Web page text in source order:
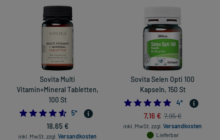
Sovita Multi
Vitamin+Mineral Tabletten,
100 St
4.6
5*
18,65 €
inkl. MwSt. zzgl. Versandkosten
Sovita Selen Opti 100
Kapseln, 150 St
5.0
4*
7,16 € 7,95 €
inkl. MwSt. zzgl. Versandkosten
Lieferbar